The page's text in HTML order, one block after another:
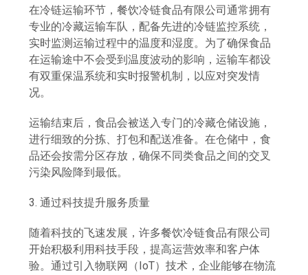
在冷链运输环节，餐饮冷链食品有限公司通常拥有
专业的冷藏运输车队，配备先进的冷链监控系统，
实时监测运输过程中的温度和湿度。为了确保食品
在运输途中不会受到温度波动的影响，运输车都设
有双重保温系统和实时报警机制，以应对突发情
况。
运输结束后，食品会被送入专门的冷藏仓储设施，
进行细致的分拣、打包和配送准备。在仓储中，食
品还会按需分区存放，确保不同类食品之间的交叉
污染风险降到最低。
3. 通过科技提升服务质量
随着科技的飞速发展，许多餐饮冷链食品有限公司
开始积极利用科技手段，提高运营效率和客户体
验。通过引入物联网（IoT）技术，企业能够在物流